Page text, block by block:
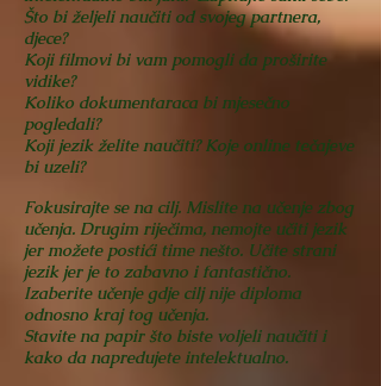
Što bi željeli naučiti od svojeg partnera,
djece?
Koji filmovi bi vam pomogli da proširite
vidike?
Koliko dokumentaraca bi mjesečno
pogledali?
Koji jezik želite naučiti?Koje online tečajeve
bi uzeli?
Fokusirajte se na cilj. Mislite na učenje zbog
učenja. Drugim riječima, nemojte učiti jezik
jer možete postići time nešto. Učite strani
jezik jer je to zabavno i fantastično.
Izaberite učenje gdje cilj nije diploma
odnosno kraj tog učenja.
Stavite na papir što biste voljeli naučiti i
kako da napredujete intelektualno.